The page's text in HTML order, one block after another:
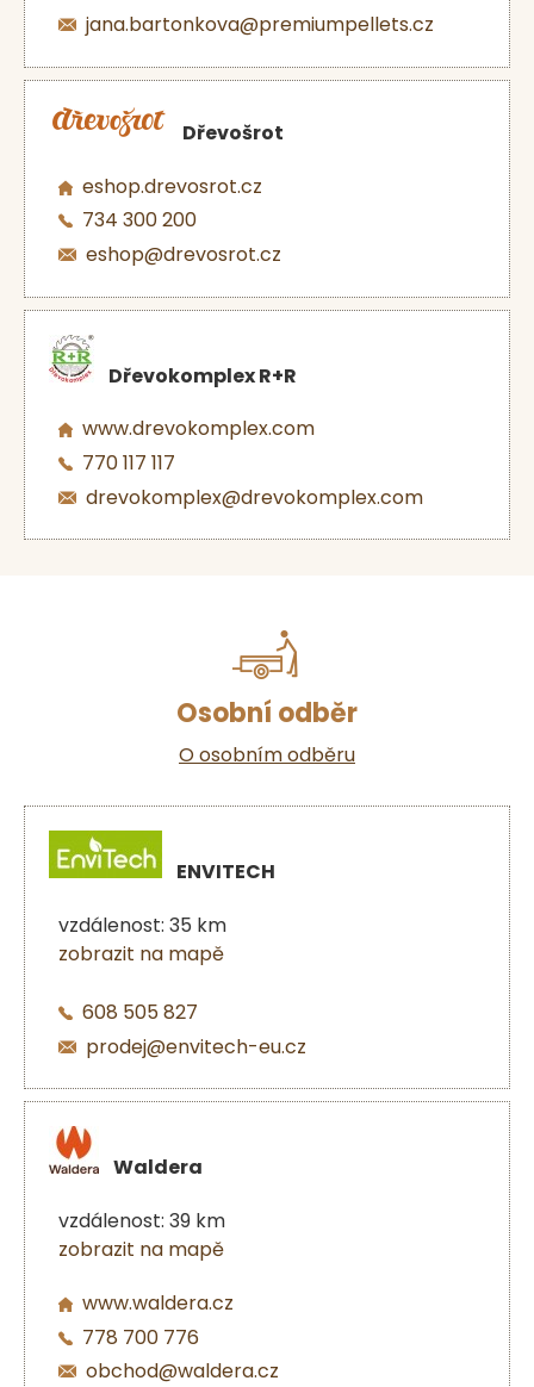
jana.bartonkova@premiumpellets.cz
Dřevošrot
eshop.drevosrot.cz
734 300 200
eshop@drevosrot.cz
Dřevokomplex R+R
www.drevokomplex.com
770 117 117
drevokomplex@drevokomplex.com
Osobní odběr
O osobním odběru
ENVITECH
vzdálenost: 35 km
zobrazit na mapě
608 505 827
prodej@envitech-eu.cz
Waldera
vzdálenost: 39 km
zobrazit na mapě
www.waldera.cz
778 700 776
obchod@waldera.cz